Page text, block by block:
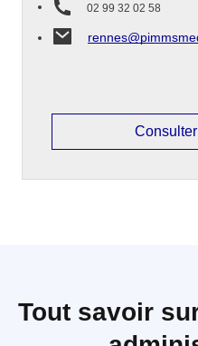
02 99 32 02 58
Tout savoir